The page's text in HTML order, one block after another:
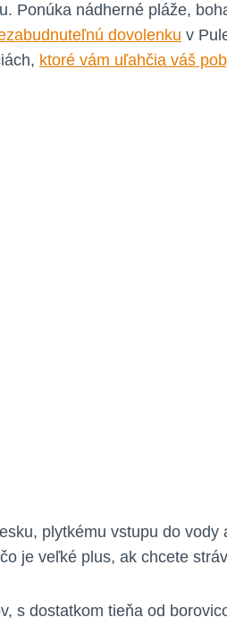
Ponúka nádherné pláže,
dovolenku v
ktoré vám uľahčia váš
plytkému vstupu do vody
je veľké plus, ak chcete
s dostatkom tieňa od